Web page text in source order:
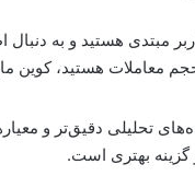
مبتدی هستید و به دنبال
معاملات هستید، کوین
تحلیلی دقیق‌تر و
گزینه بهتری است.